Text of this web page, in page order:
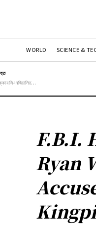
WORLD SCIENCE &
সিএনজিচালিত...
F.B.I.
Ryan